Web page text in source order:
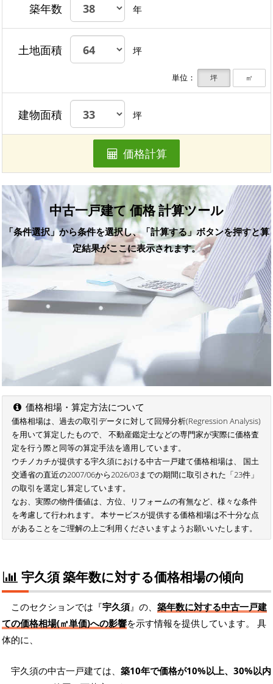
築年数 年
土地面積 坪
単位： 坪 ㎡
建物面積 坪
価格計算
中古一戸建て 価格 計算ツール
「条件選択」から条件を選択し、「計算する」ボタンを押すと算
定結果がここに表示されます。
価格相場・算定方法について
価格相場は、過去の取引データに対して回帰分析(Regression Analysis)
を用いて算定したもので、 不動産鑑定士などの専門家が実際に価格査
定を行う際と同等の算定手法を適用しています。
ウチノカチが提供する宇久須における中古一戸建て価格相場は、 国土
交通省の直近の2007/06から2026/03までの期間に取引された「23件」
の取引を選定し算定しています。
なお、実際の物件価値は、方位、リフォームの有無など、様々な条件
を考慮して行われます。 本サービスが提供する価格相場は不十分な点
があることをご理解の上ご利用くださいますようお願いいたします。
宇久須 築年数に対する価格相場の傾向
このセクションでは『宇久須』の、 築年数に対する中古一戸建
ての価格相場(㎡単価)への影響を示す情報を提供しています。 具
体的に、
宇久須の中古一戸建ては、 築10年で価格が10%以上、30%以内